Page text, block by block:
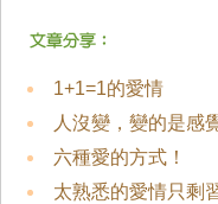
1+1=1的愛情
人沒變，變的是感
六種愛的方式！
太熟悉的愛情只剩